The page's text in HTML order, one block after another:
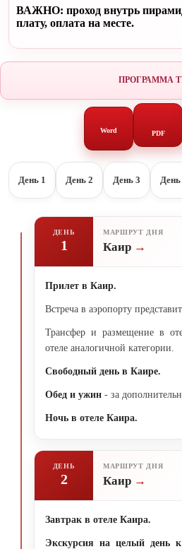
ВАЖНО: проход внутрь
плату, оплата на месте.
ПРОГРАММА
Word PDF
День 1 День 2 День 3 День
ДЕНЬ
1
МАРШРУТ ДНЯ
Каир
Прилет в Каир.
Встреча в аэропорту
Трансфер и размещение в
отеле аналогичной категории.
Свободный день в Каире.
Обед и ужин - за
Ночь в отеле Каира.
ДЕНЬ
2
МАРШРУТ ДНЯ
Каир
Завтрак в отеле Каира.
Экскурсия на целый день